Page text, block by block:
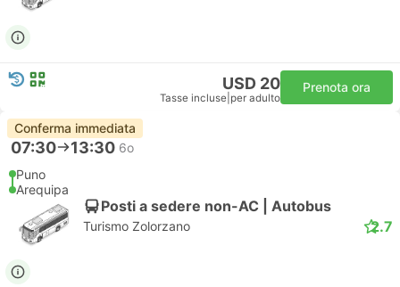
USD 20
Tasse incluse per adulto
Prenota ora
Conferma immediata
07:30 13:30 6o
Puno
Arequipa
Posti a sedere non-AC | Autobus
Turismo Zolorzano 2.7